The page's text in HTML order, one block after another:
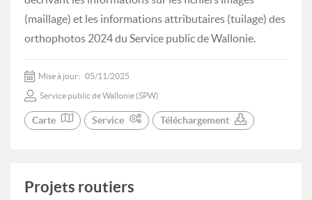
(maillage) et les informations attributaires (tuilage) des
orthophotos 2024 du Service public de Wallonie.
Mise à jour: 05/11/2025
Service public de Wallonie (SPW)
Carte Service Téléchargement
Projets routiers